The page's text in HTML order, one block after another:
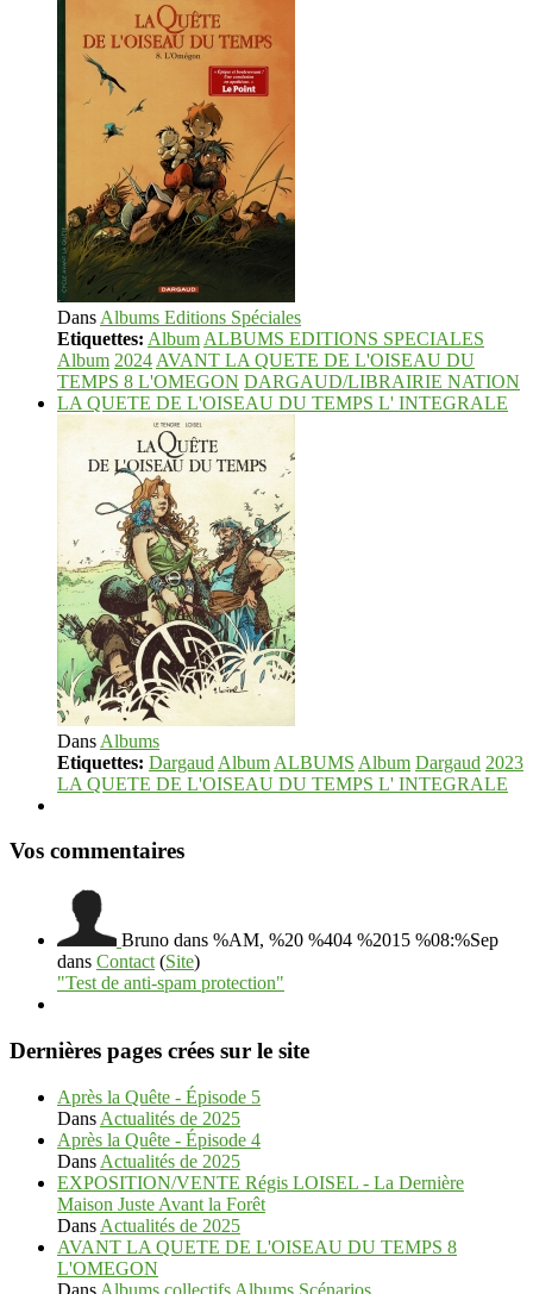
Dans Albums Editions Spéciales
Etiquettes: Album ALBUMS EDITIONS SPECIALES
Album 2024 AVANT LA QUETE DE L'OISEAU DU
TEMPS 8 L'OMEGON DARGAUD/LIBRAIRIE NATION
LA QUETE DE L'OISEAU DU TEMPS L' INTEGRALE
Dans Albums
Etiquettes: Dargaud Album ALBUMS Album Dargaud 2023
LA QUETE DE L'OISEAU DU TEMPS L' INTEGRALE
Vos commentaires
Bruno dans %AM, %20 %404 %2015 %08:%Sep
dans Contact (Site)
"Test de anti-spam protection"
Dernières pages crées sur le site
Après la Quête - Épisode 5
Dans Actualités de 2025
Après la Quête - Épisode 4
Dans Actualités de 2025
EXPOSITION/VENTE Régis LOISEL - La Dernière
Maison Juste Avant la Forêt
Dans Actualités de 2025
AVANT LA QUETE DE L'OISEAU DU TEMPS 8
L'OMEGON
Dans Albums collectifs Albums Scénarios